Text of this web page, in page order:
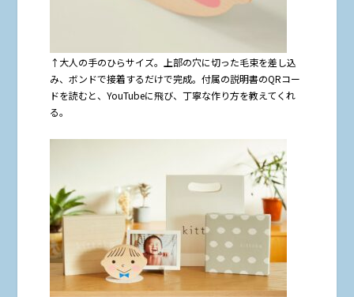
↑大人の手のひらサイズ。上部の穴に切った毛束を差し込
み、ボンドで接着するだけで完成。付属の説明書のQRコー
ドを読むと、YouTubeに飛び、丁寧な作り方を教えてくれ
る。